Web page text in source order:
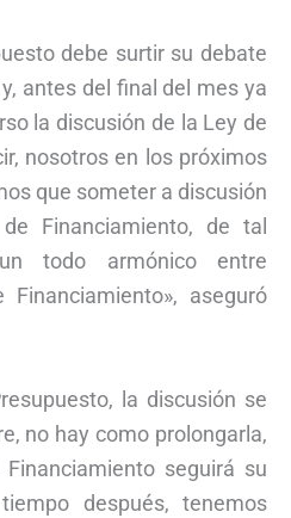
debe surtir su debate
antes del final del mes ya
la discusión de la Ley de
nosotros en los próximos
que someter a discusión
Financiamiento, de tal
todo armónico entre
aseguró
la discusión se
no hay como prolongarla,
seguirá su
después, tenemos